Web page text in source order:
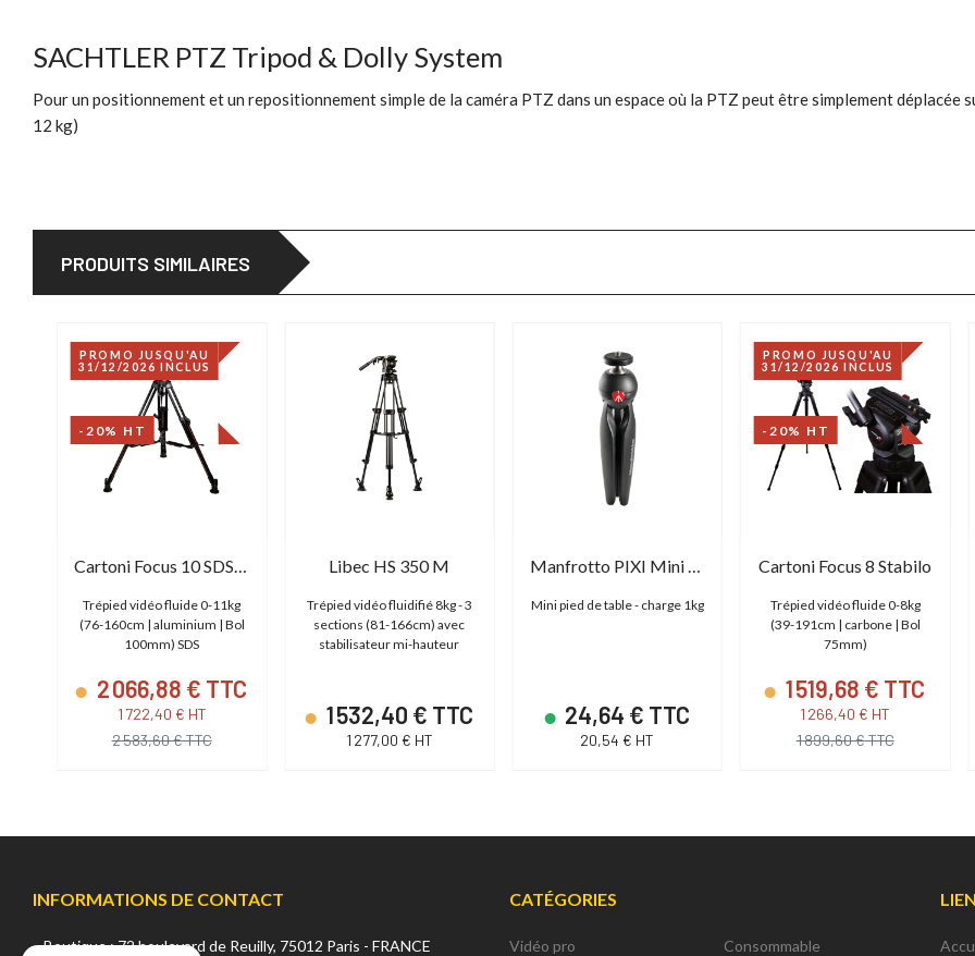
SACHTLER PTZ Tripod & Dolly System
Pour un positionnement et un repositionnement simple de la caméra PTZ dans un espace où la PTZ peut être simplement
12 kg)
PRODUITS SIMILAIRES
PROMO JUSQU'AU
31/12/2026 INCLUS
-20% HT
Cartoni Focus 10 SDS Alu
Trépied vidéo fluide 0-11kg
(76-160cm | aluminium | Bol
100mm) SDS
2 066,88 € TTC
1 722,40 € HT
2 583,60 € TTC
Libec HS 350 M
Trépied vidéo fluidifié 8kg - 3
sections (81-166cm) avec
stabilisateur mi-hauteur
1 532,40 € TTC
1 277,00 € HT
Manfrotto PIXI Mini Tripod Black
Mini pied de table - charge 1kg
24,64 € TTC
20,54 € HT
PROMO JUSQU'AU
31/12/2026 INCLUS
-20% HT
Cartoni Focus 8 Stabilo
Trépied vidéo fluide 0-8kg
(39-191cm | carbone | Bol
75mm)
1 519,68 € TTC
1 266,40 € HT
1 899,60 € TTC
INFORMATIONS DE CONTACT
Boutique : 72 boulevard de Reuilly, 75012 Paris - FRANCE
CATÉGORIES
Vidéo pro Consommable